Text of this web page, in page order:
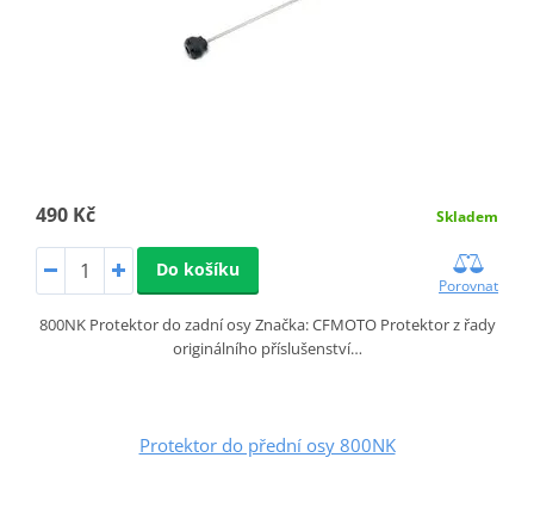
490 Kč Skladem
Do košíku
Porovnat
800NK Protektor do zadní osy Značka: CFMOTO Protektor z řady
originálního příslušenství…
Protektor do přední osy 800NK